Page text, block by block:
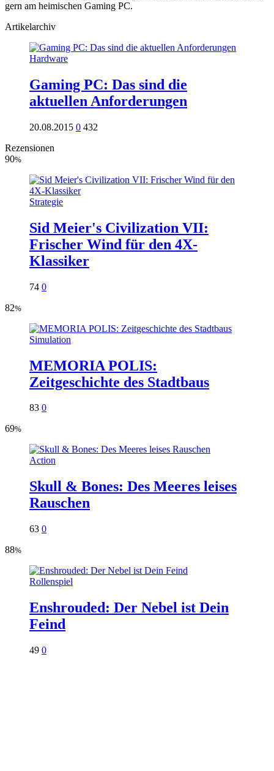
gern am heimischen Gaming PC.
Artikelarchiv
Hardware
Gaming PC: Das sind die
aktuellen Anforderungen
20.08.2015 0 432
Rezensionen
90%
Strategie
Sid Meier's Civilization VII:
Frischer Wind für den 4X-
Klassiker
74 0
82%
Simulation
MEMORIA POLIS:
Zeitgeschichte des Stadtbaus
83 0
69%
Action
Skull & Bones: Des Meeres leises
Rauschen
63 0
88%
Rollenspiel
Enshrouded: Der Nebel ist Dein
Feind
49 0